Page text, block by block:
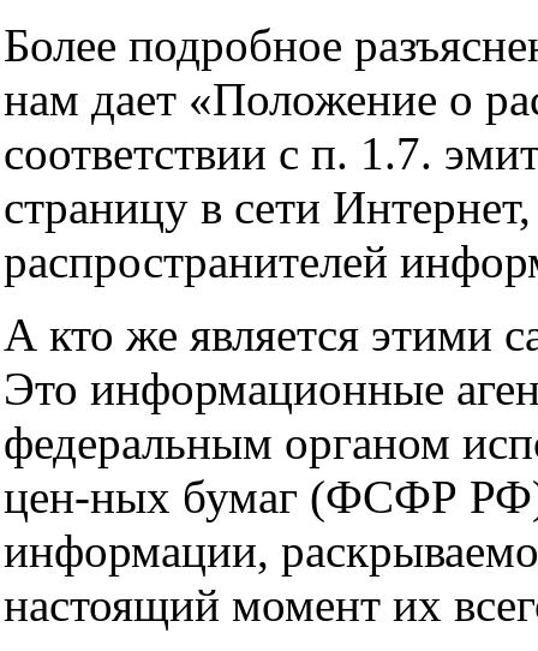
Более подробное
нам дает «Положение о
соответствии с п. 1.7.
страницу в сети
распространителей
А кто же является этими
Это информационные
федеральным органом
цен-ных бумаг (ФСФР РФ)
информации,
настоящий момент их